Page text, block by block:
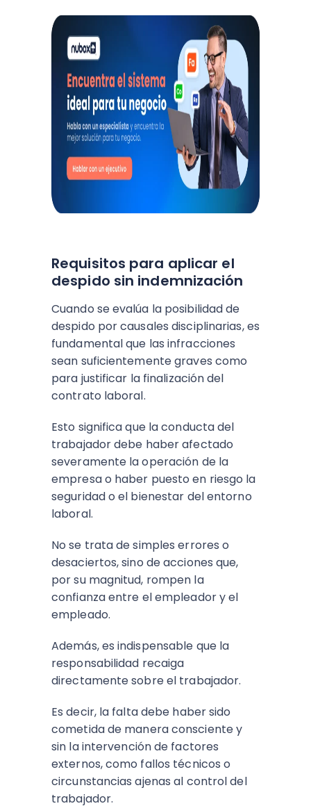
Requisitos para aplicar el
despido sin indemnización
Cuando se evalúa la posibilidad de
despido por causales disciplinarias, es
fundamental que las infracciones
sean suficientemente graves como
para justificar la finalización del
contrato laboral.
Esto significa que la conducta del
trabajador debe haber afectado
severamente la operación de la
empresa o haber puesto en riesgo la
seguridad o el bienestar del entorno
laboral.
No se trata de simples errores o
desaciertos, sino de acciones que,
por su magnitud, rompen la
confianza entre el empleador y el
empleado.
Además, es indispensable que la
responsabilidad recaiga
directamente sobre el trabajador.
Es decir, la falta debe haber sido
cometida de manera consciente y
sin la intervención de factores
externos, como fallos técnicos o
circunstancias ajenas al control del
trabajador.